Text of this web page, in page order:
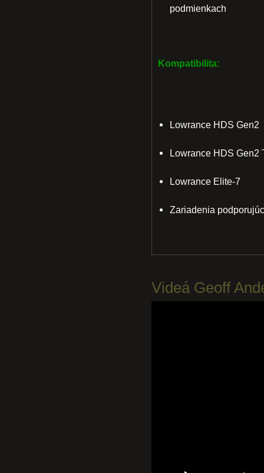
podmienkach
Kompatibilita:
Lowrance HDS Gen2
Lowrance HDS Gen2
Lowrance Elite-7
Zariadenia
Videá Geoff